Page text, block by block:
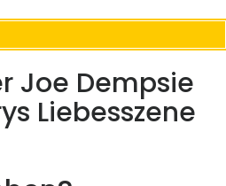
Joe Dempsie
Liebesszene